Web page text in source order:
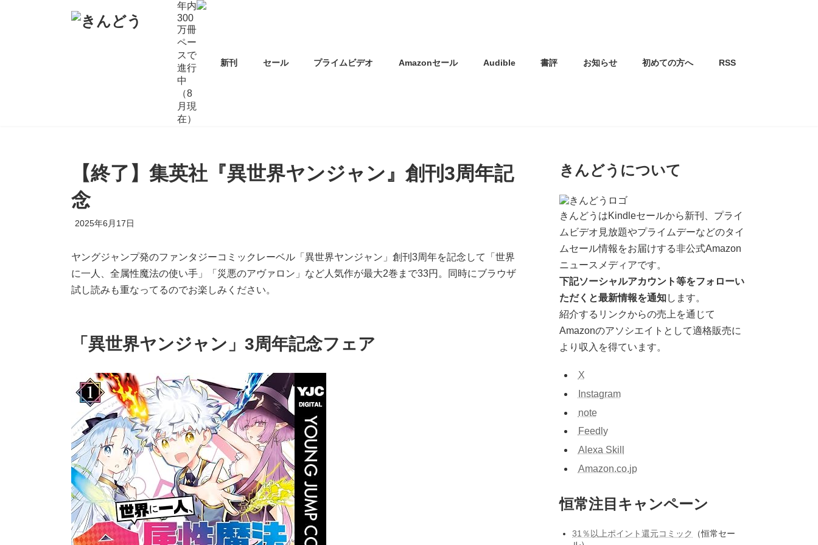
年内
300
万冊
ペー
スで
進行
中
（8
月現
在）
新刊 セール プライムビデオ Amazonセール Audible 書評 お知らせ 初めての方へ RSS
【終了】集英社『異世界ヤンジャン』創刊3周年記
念
2025年6月17日
ヤングジャンプ発のファンタジーコミックレーベル「異世界ヤンジャン」創刊3周年を記念して「世界
に一人、全属性魔法の使い手」「災悪のアヴァロン」など人気作が最大2巻まで33円。同時にブラウザ
試し読みも重なってるのでお楽しみください。
「異世界ヤンジャン」3周年記念フェア
きんどうについて
きんどうはKindleセールから新刊、プライ
ムビデオ見放題やプライムデーなどのタイ
ムセール情報をお届けする非公式Amazon
ニュースメディアです。
下記ソーシャルアカウント等をフォローい
ただくと最新情報を通知します。
紹介するリンクからの売上を通じて
Amazonのアソシエイトとして適格販売に
より収入を得ています。
X
Instagram
note
Feedly
Alexa Skill
Amazon.co.jp
恒常注目キャンペーン
31％以上ポイント還元コミック
（恒常セー